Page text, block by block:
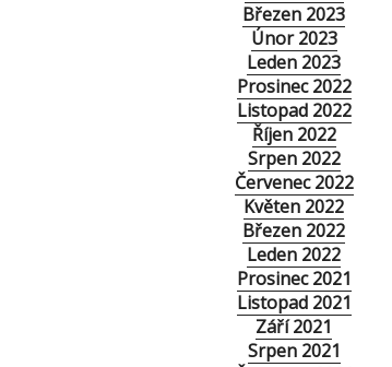
Březen 2023
Únor 2023
Leden 2023
Prosinec 2022
Listopad 2022
Říjen 2022
Srpen 2022
Červenec 2022
Květen 2022
Březen 2022
Leden 2022
Prosinec 2021
Listopad 2021
Září 2021
Srpen 2021